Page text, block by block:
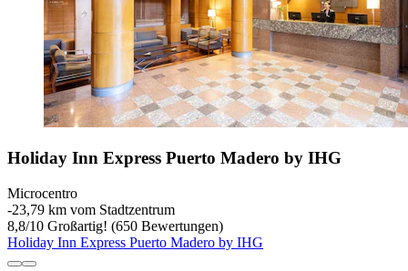
Holiday Inn Express Puerto Madero by IHG
Microcentro
‐23,79 km vom Stadtzentrum
8,8/10 Großartig! (650 Bewertungen)
Holiday Inn Express Puerto Madero by IHG